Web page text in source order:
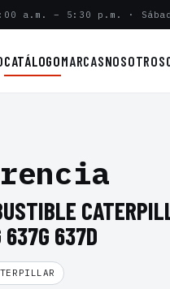
a.m. – 5:30 p.m. ·
CATÁLOGOMARCASNOSOTROS
637D